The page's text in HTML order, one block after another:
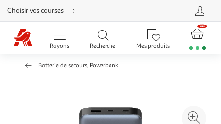
Aller
directement
au
contenu
Aller
directement
Aller
Choisir vos courses
Rayons Recherche Mes produits
Batterie de secours, Powerbank